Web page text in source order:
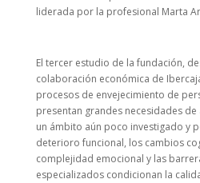
liderada por la profesional Marta
El tercer estudio de la fundación,
colaboración económica de
procesos de envejecimiento de
presentan grandes necesidades
un ámbito aún poco investigado y
deterioro funcional, los cambios
complejidad emocional y las
especializados condicionan la